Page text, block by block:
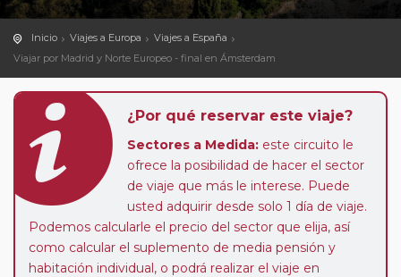
Inicio Viajes a Europa
Viajes a España
Viajar por Madrid y Norte Europeo - final en Ámsterdam
¿Por qué reservar este viaje?
Sectores a Medida: este circuito le
ofrece la posibilidad de hacer el sector
de viaje que más le interese. Puede
usted adquirir desde solo 1 día de viaje.
Podemos calcularle el precio del sector que elija, así
como calcular el suplemento de media pensión y
habitación individual, o podrá realizar el viaje en